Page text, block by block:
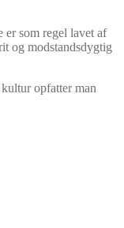
som regel lavet af
og modstandsdygtig
opfatter man